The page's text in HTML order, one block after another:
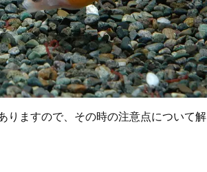
りますので、その時の注意点について解